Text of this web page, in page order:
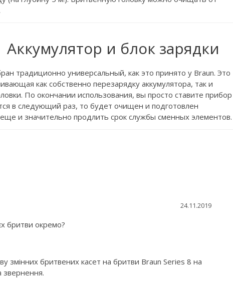
Аккумулятор и блок зарядки
традиционно универсальный, как это принято у Braun. Это
как собственно перезарядку аккумулятора, так и
По окончании использования, вы просто ставите прибор
в следующий раз, то будет очищен и подготовлен
и значительно продлить срок службы сменных элементов.
24.11.2019
бритви окремо?
змінних бритвених касет на бритви Braun Series 8 на
звернення.